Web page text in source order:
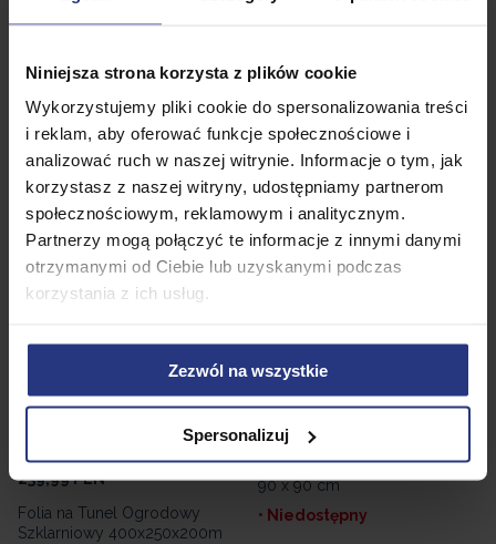
Niniejsza strona korzysta z plików cookie
Wykorzystujemy pliki cookie do spersonalizowania treści
i reklam, aby oferować funkcje społecznościowe i
analizować ruch w naszej witrynie. Informacje o tym, jak
korzystasz z naszej witryny, udostępniamy partnerom
społecznościowym, reklamowym i analitycznym.
Partnerzy mogą połączyć te informacje z innymi danymi
otrzymanymi od Ciebie lub uzyskanymi podczas
korzystania z ich usług.
Zezwól na wszystkie
Spersonalizuj
450x300x200m
• Niedostępny
Produkt niedostępny
• Niedostępny
Produkt niedostępny
239,99PLN
Folia na Tunel Ogrodowy
Szklarniowy 400x250x200m
139,00PLN
Mini szklarnia ogrodowa 180 x
90 x 90 cm
• Niedostępny